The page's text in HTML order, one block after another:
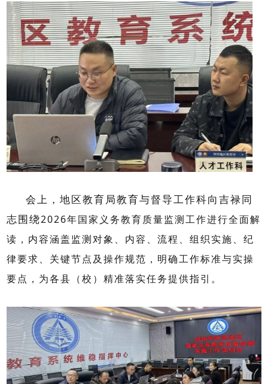
会上，地区教育局教育与督导工作科向吉禄同
志围绕2026年国家义务教育质量监测工作进行全面解
读，内容涵盖监测对象、内容、流程、组织实施、纪
律要求、关键节点及操作规范，明确工作标准与实操
要点，为各县（校）精准落实任务提供指引。